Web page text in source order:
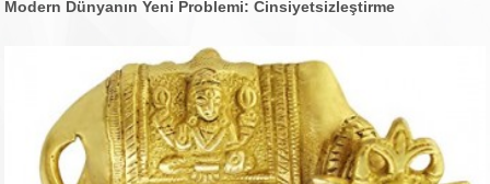
Modern Dünyanın Yeni Problemi: Cinsiyetsizleştirme